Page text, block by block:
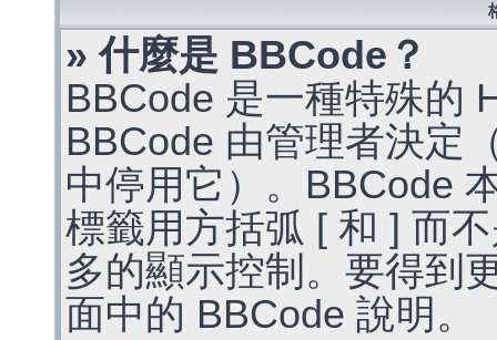
» 什麼是 BBCode？
BBCode 是一種特殊的
BBCode 由管理者決定
中停用它）。BBCode
標籤用方括弧 [ 和 ] 而
多的顯示控制。要得到
面中的 BBCode 說明。